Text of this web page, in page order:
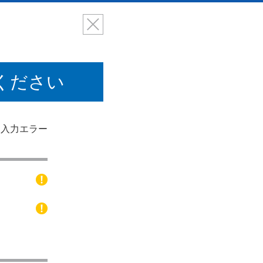
ださい
入力エラー